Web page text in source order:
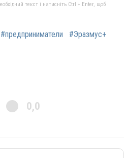
текст і натисніть Ctrl + Enter, щоб
#предприниматели
#Эразмус+
0,0